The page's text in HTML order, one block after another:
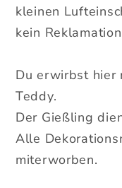
kleinen
kein
Du erwirbst hier
Teddy.
Der Gießling
Alle
miterworben.